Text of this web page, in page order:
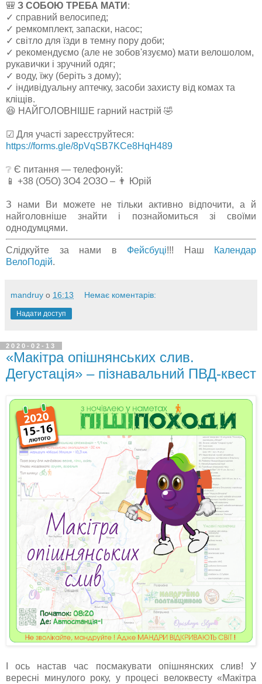
🎒 З СОБОЮ ТРЕБА МАТИ :
✓ справний велосипед;
✓ ремкомплект, запаски, насос;
✓ світло для їзди в темну пору доби;
✓ рекомендуємо (але не зобов'язуємо) мати велошолом,
рукавички і зручний одяг;
✓ воду, їжу (беріть з дому);
✓ індивідуальну аптечку, засоби захисту від комах та
кліщів.
😆 НАЙГОЛОВНІШЕ гарний настрій 🤣
☑ Для участі зареєструйтеся:
https://forms.gle/8pVqSB7KCe8HqH489
❔ Є питання — телефонуй:
📱 +38 (О5О) 3О4 2О3О – 👨 Юрій
З нами Ви можете не тільки активно відпочити, а й
найголовніше знайти і познайомиться зі своїми
однодумцями.
Слідкуйте за нами в Фейсбуці!!! Наш
Календар
ВелоПодій.
mandruy о 16:13 Немає коментарів:
Надати доступ
2020-02-13
«Макітра опішнянських слив.
Дегустація» – пізнавальний ПВД-квест
І ось настав час посмакувати опішнянских слив! У
вересні минулого року, у процесі велоквесту «Макітра